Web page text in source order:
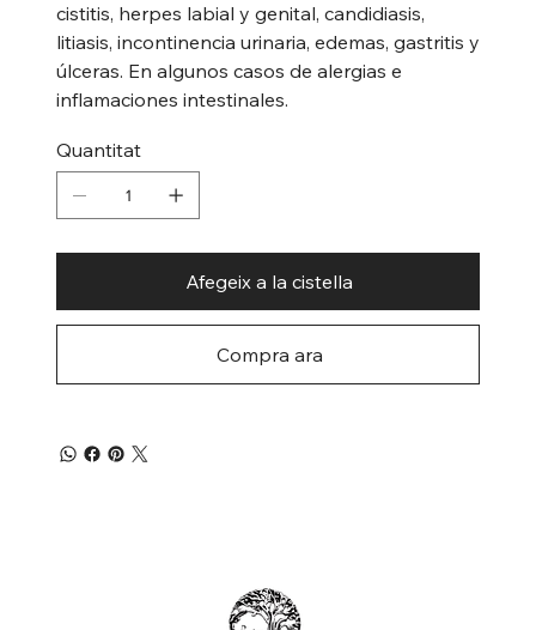
cistitis, herpes labial y genital, candidiasis,
litiasis, incontinencia urinaria, edemas, gastritis y
úlceras. En algunos casos de alergias e
inflamaciones intestinales.
Quantitat
Afegeix a la cistella
Compra ara